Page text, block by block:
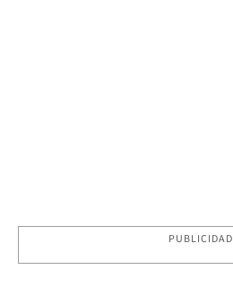
PUBLICIDAD